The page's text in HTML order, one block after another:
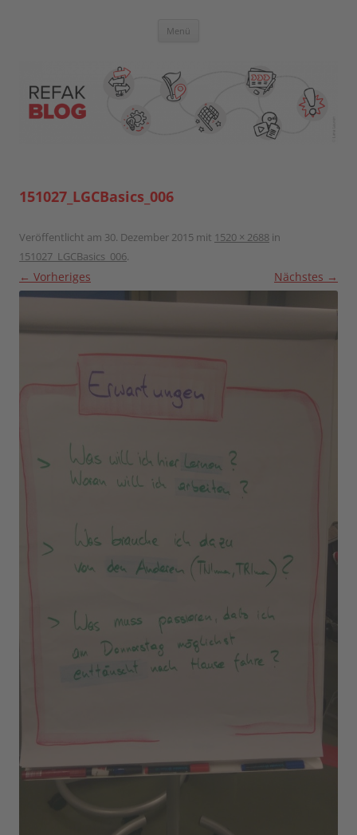
Blog der Referent:innen Akademie
Menü
151027_LGCBasics_006
Veröffentlicht am 30. Dezember 2015 mit 1520 × 2688 in
151027_LGCBasics_006.
← Vorheriges Nächstes →